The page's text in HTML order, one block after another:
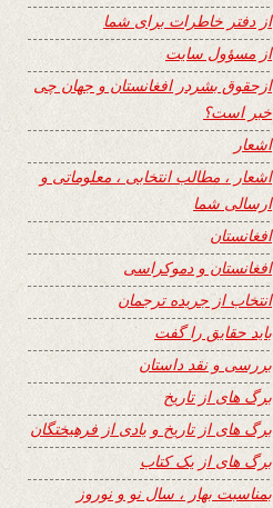
از دفتر خاطرات برای شما
از مسؤول سایت
ازحقوق بشردر افغانستان و جهان چی
خبر است؟
اشعار
اشعار ، مطالب انتخابی ، معلوماتی و
ارسالی شما
افغانستان
افغانستان و دموکراسی
انتخاب از جریده ترجمان
باید حقایق را گفت
بررسی و نقد داستان
برگ های از تاریخ
برگ های از تاریخ و یادی از فرهیختگان
برگ های از یک کتاب
بمناسبت بهار ، سال نو و نوروز